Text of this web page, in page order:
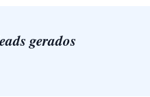
gerados